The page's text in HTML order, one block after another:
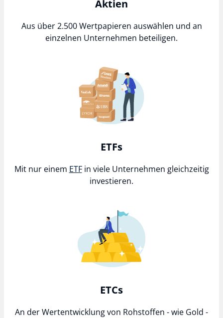
Aktien
Aus über 2.500 Wertpapieren auswählen und an
einzelnen Unternehmen beteiligen.​
ETFs
Mit nur einem ETFin viele Unternehmen gleichzeitig
investieren.​
ETCs
An der Wertentwicklung von Rohstoffen - wie Gold -